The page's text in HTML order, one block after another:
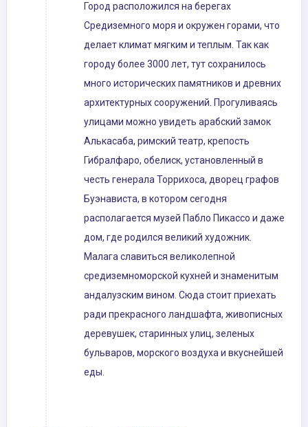
Город расположился на берегах
Средиземного моря и окружен горами, что
делает климат мягким и теплым. Так как
городу более 3000 лет, тут сохранилось
много исторических памятников и древних
архитектурных сооружений. Прогуливаясь
улицами можно увидеть арабский замок
Алькасаба, римский театр, крепость
Гибралфаро, обелиск, установленный в
честь генерала Торрихоса, дворец графов
Буэнависта, в котором сегодня
располагается музей Пабло Пикассо и даже
дом, где родился великий художник.
Малага славиться великолепной
средиземноморской кухней и знаменитым
андалузским вином. Сюда стоит приехать
ради прекрасного ландшафта, живописных
деревушек, старинных улиц, зеленых
бульваров, морского воздуха и вкуснейшей
еды.